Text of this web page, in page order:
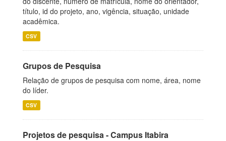
título, id do projeto, ano, vigência, situação, unidade
acadêmica.
CSV
Grupos de Pesquisa
Relação de grupos de pesquisa com nome, área, nome
do líder.
CSV
Projetos de pesquisa - Campus Itabira